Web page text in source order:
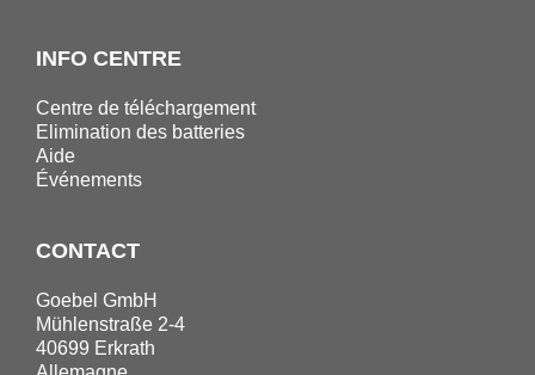
INFO CENTRE
Centre de téléchargement
Elimination des batteries
Aide
Événements
CONTACT
Goebel GmbH
Mühlenstraße 2-4
40699 Erkrath